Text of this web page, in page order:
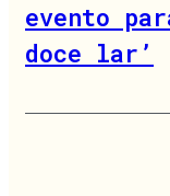
evento
doce lar’